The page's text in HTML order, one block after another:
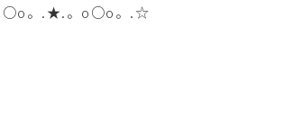
。.★.。o○o。.☆